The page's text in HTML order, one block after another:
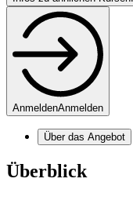
AnmeldenAnmelden
Über das Angebot
Überblick